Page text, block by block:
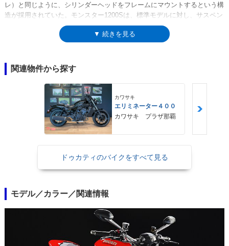
レ）と同じように、シリンダーヘッドをフレームにマウントするという構
造が採用されていた。モンスター1200Sは、標準モデルに対し、サスペン
ション、ブレーキなどをアップグレードしており。サスは前後ともオーリ
ンズのフルアジャスタブルで、フロントフォークのインナーチューブはチ
マウントしていた。本国仕様では、エンジンマッピングも異なり、最高出
力はモンスター1200の135HPに対し、145HPを発生していた。2017年モ
デルでマイナーチェンジを受け、ホイールベースが前年までの1,511mm
から1,485mmに短縮され、タンク容量も1リットル減の16.5リットルにな
った。ナンバープレートホルダーは、リアフェンダーマウントに変更され
た。新たにコーナリングABS（車体がバンクしている時でも制御できる
ABS）を搭載するなど電子制御がアップデートされるとともに、クイック
▼ 続きを見る
関連物件から探す
カワサキ
エリミネーター４００
カワサキ プラザ那覇
ドゥカティのバイクをすべて見る
モデル／カラー／関連情報